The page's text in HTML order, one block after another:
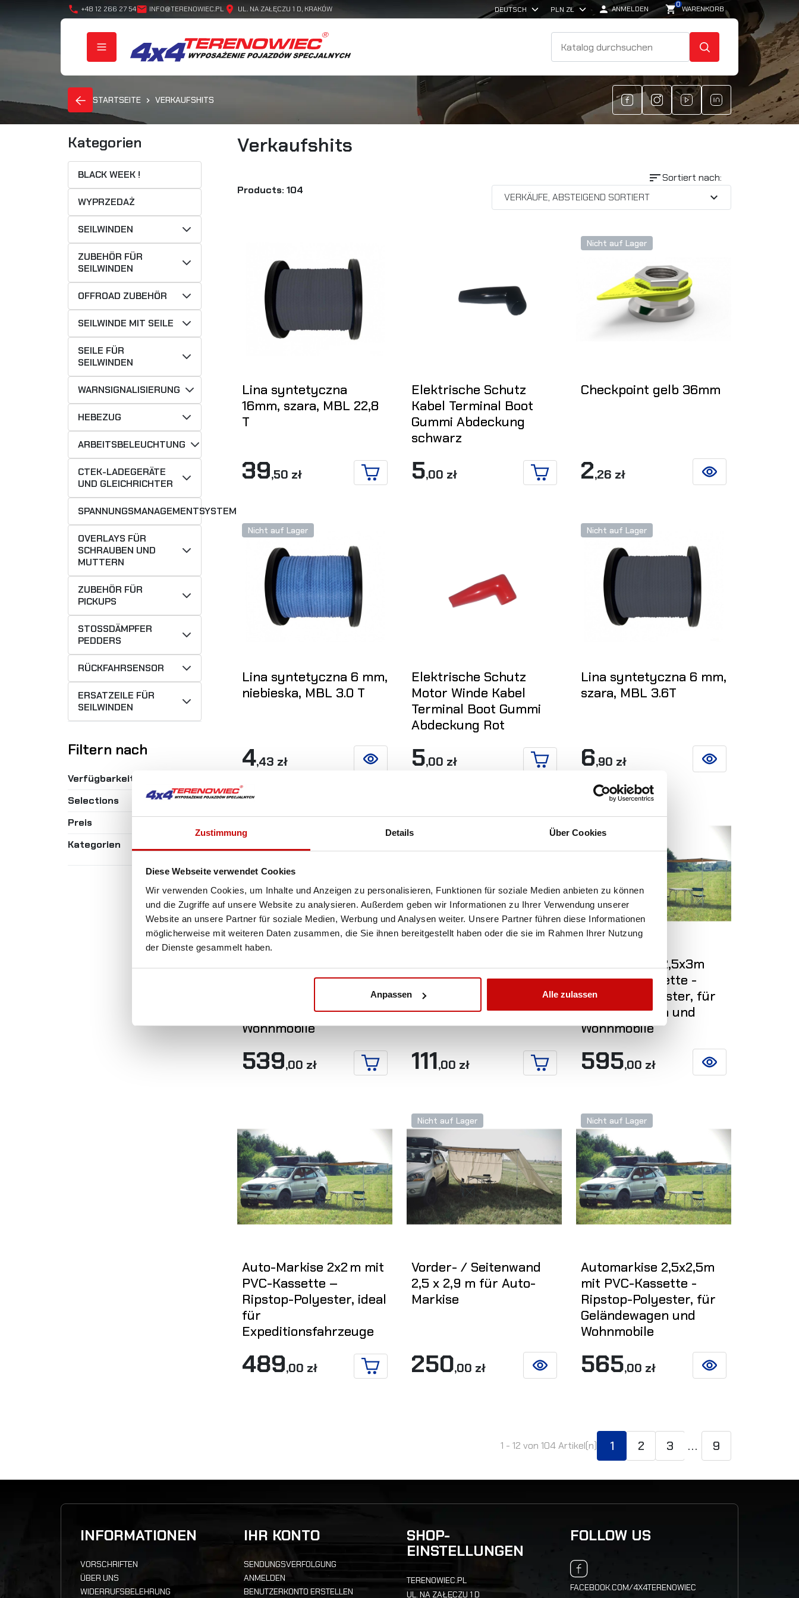
Zustimmung Details Über Cookies
Diese Webseite verwendet Cookies
Wir verwenden Cookies, um Inhalte und Anzeigen zu personalisieren, Funktionen für soziale Medien anbieten zu können
und die Zugriffe auf unsere Website zu analysieren. Außerdem geben wir Informationen zu Ihrer Verwendung unserer
Website an unsere Partner für soziale Medien, Werbung und Analysen weiter. Unsere Partner führen diese Informationen
möglicherweise mit weiteren Daten zusammen, die Sie ihnen bereitgestellt haben oder die sie im Rahmen Ihrer Nutzung
der Dienste gesammelt haben.
Anpassen Alle zulassen
phone +48 12 266 27 54mail INFO@TERENOWIEC.PL location_on UL. NA ZAŁĘCZU 1 D, KRAKÓW  ANMELDEN shopping_cart0WARENKORB
SUCHE
STARTSEITE VERKAUFSHITS
Kategorien
BLACK WEEK !
WYPRZEDAŻ
SEILWINDEN
ZUBEHÖR FÜR
SEILWINDEN
OFFROAD ZUBEHÖR
SEILWINDE MIT SEILE
SEILE FÜR
SEILWINDEN
WARNSIGNALISIERUNG
HEBEZUG
ARBEITSBELEUCHTUNG
CTEK-LADEGERÄTE
UND GLEICHRICHTER
SPANNUNGSMANAGEMENTSYSTEM
OVERLAYS FÜR
SCHRAUBEN UND
MUTTERN
ZUBEHÖR FÜR
PICKUPS
STOSSDÄMPFER P
EDDERS
RÜCKFAHRSENSOR
ERSATZEILE FÜR
SEILWINDEN
Filtern nach
Verfügbarkeit
Selections
Preis
Kategorien
Verkaufshits
Products: 104
sortSortiert nach:
VERKÄUFE, ABSTEIGEND SORTIERT
expand_more
Lina syntetyczna
16mm, szara, MBL 22,8
T
39,50 zł
IN DEN WARENKORB
Elektrische Schutz
Kabel Terminal Boot
Gummi Abdeckung
schwarz
5,00 zł
IN DEN WARENKORB
Nicht auf Lager
Checkpoint gelb 36mm
2,26 zł SIEHE DETAILS
Nicht auf Lager
Lina syntetyczna 6 mm,
niebieska, MBL 3.0 T
4,43 zł SIEHE DETAILS
Elektrische Schutz
Motor Winde Kabel
Terminal Boot Gummi
Abdeckung Rot
5,00 zł
IN DEN WARENKORB
Nicht auf Lager
Lina syntetyczna 6 mm,
szara, MBL 3.6T
6,90 zł SIEHE DETAILS
Automarkise 2x3m mit
PVC-Kassette -
Ripstop-Polyester, für
Geländewagen und
Wohnmobile
539,00 zł
IN DEN WARENKORB
Kunststoffseil grey 5
mm x 15 m. mit
Rohrkausche und
Haken 2.9T
111,00 zł
IN DEN WARENKORB
Nicht auf Lager
Automarkise 2,5x3m
mit PVC-Kassette -
Ripstop-Polyester, für
Geländewagen und
Wohnmobile
595,00 zł SIEHE DETAILS
Auto-Markise 2x2 m mit
PVC-Kassette –
Ripstop-Polyester, ideal
für
Expeditionsfahrzeuge
489,00 zł
IN DEN WARENKORB
Nicht auf Lager
Vorder- / Seitenwand
2,5 x 2,9 m für Auto-
Markise
250,00 zł SIEHE DETAILS
Nicht auf Lager
Automarkise 2,5x2,5m
mit PVC-Kassette -
Ripstop-Polyester, für
Geländewagen und
Wohnmobile
565,00 zł SIEHE DETAILS
1 - 12 von 104 Artikel(n) 1 2 3 ... 9
INFORMATIONEN
VORSCHRIFTEN
ÜBER UNS
WIDERRUFSBELEHRUNG
IHR KONTO
SENDUNGSVERFOLGUNG
ANMELDEN
BENUTZERKONTO ERSTELLEN
SHOP-
EINSTELLUNGEN
TERENOWIEC.PL
UL. NA ZAŁĘCZU 1 D
FOLLOW US
FACEBOOK.COM/4X4TERENOWIEC